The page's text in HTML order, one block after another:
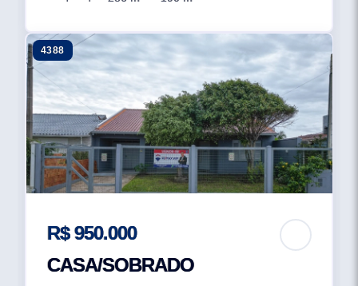
4388
R$ 950.000
CASA/SOBRADO